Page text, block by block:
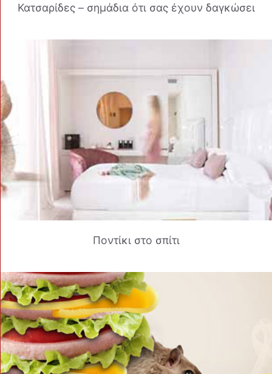
Κατσαρίδες – σημάδια ότι σας έχουν δαγκώσει
Ποντίκι στο σπίτι